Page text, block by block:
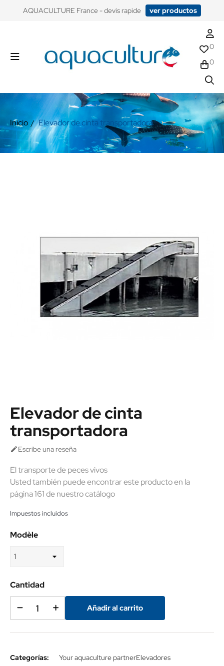
​AQUACULTURE France - devis rapide ver productos
0
0
Inicio Elevador de cinta transportadora
Elevador de cinta
transportadora
Escribe una reseña
El transporte de peces vivos
Usted también puede encontrar este producto en la
página 161 de nuestro catálogo
Impuestos incluidos
Modèle
Cantidad
Añadir al carrito
Categorías: Your aquaculture partnerElevadores